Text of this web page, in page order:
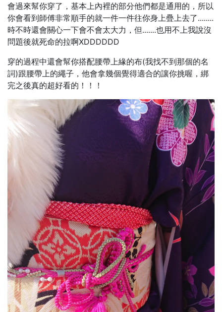
會過來幫你穿了，基本上內裡的部分他們都是通用的，所以
你會看到師傅非常順手的就一件一件往你身上疊上去了........
時不時還會關心一下會不會太大力，但.......也用不上我說沒
問題後就死命的拉啊XDDDDDD
穿的過程中還會幫你搭配腰帶上緣的布(我找不到那個的名
詞)跟腰帶上的繩子，他會拿幾個覺得適合的讓你挑喔，綁
完之後真的超好看的！！！